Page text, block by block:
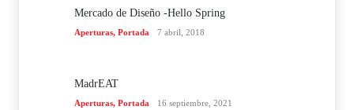
Mercado de Diseño -Hello Spring
Aperturas, Portada 7 abril, 2018
MadrEAT
Aperturas, Portada 16 septiembre, 2021